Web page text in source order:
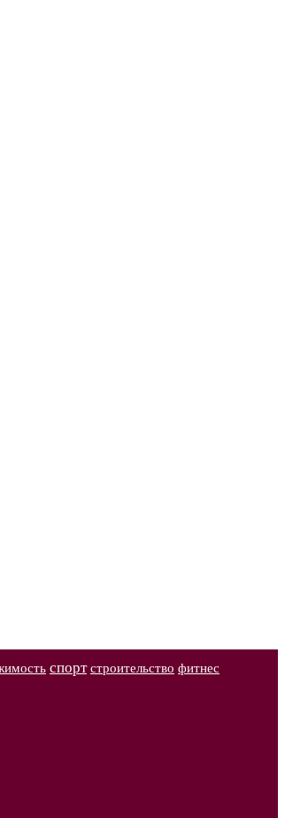
спорт строительство фитнес